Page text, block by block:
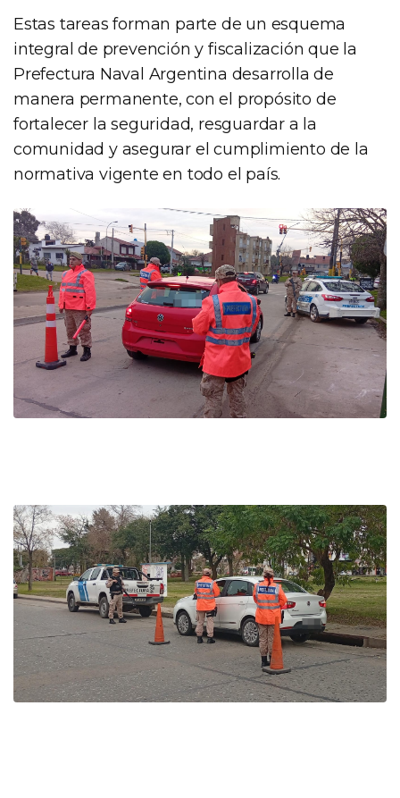
Estas tareas forman parte de un esquema
integral de prevención y fiscalización que la
Prefectura Naval Argentina desarrolla de
manera permanente, con el propósito de
fortalecer la seguridad, resguardar a la
comunidad y asegurar el cumplimiento de la
normativa vigente en todo el país.